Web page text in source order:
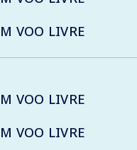
VOO LIVRE
VOO LIVRE
VOO LIVRE